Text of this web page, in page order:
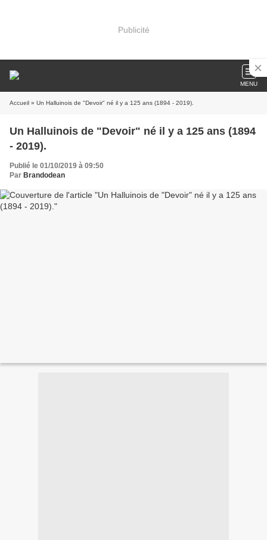
Publicité
MENU
Accueil » Un Halluinois de "Devoir" né il y a 125 ans (1894 - 2019).
Un Halluinois de "Devoir" né il y a 125 ans (1894
- 2019).
Publié le 01/10/2019 à 09:50
Par Brandodean